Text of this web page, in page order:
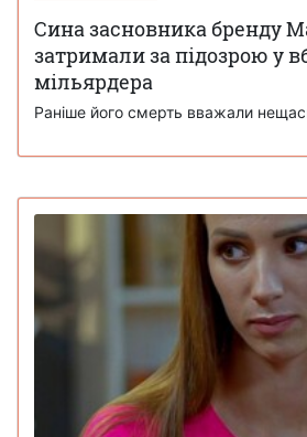
Сина засновника бренду
затримали за підозрою у
мільярдера
Раніше його смерть вважали